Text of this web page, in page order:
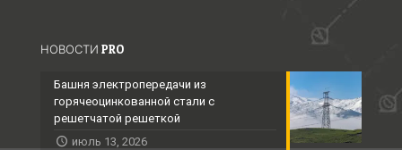
НОВОСТИ PRO
Башня электропередачи из
горячеоцинкованной стали с
решетчатой ​​решеткой
июль 13, 2026